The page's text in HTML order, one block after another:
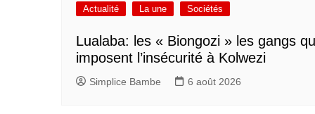
Actualité La une Sociétés
Lualaba: les « Biongozi » les gangs
imposent l’insécurité à Kolwezi
Simplice Bambe 6 août 2026